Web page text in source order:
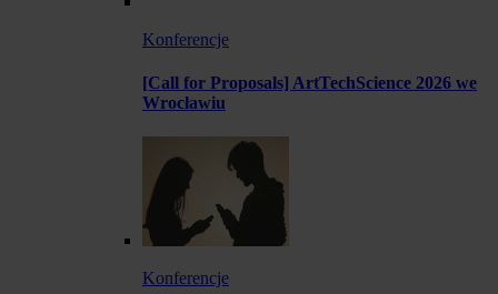
Konferencje
[Call for Proposals] ArtTechScience 2026 we
Wrocławiu
Konferencje